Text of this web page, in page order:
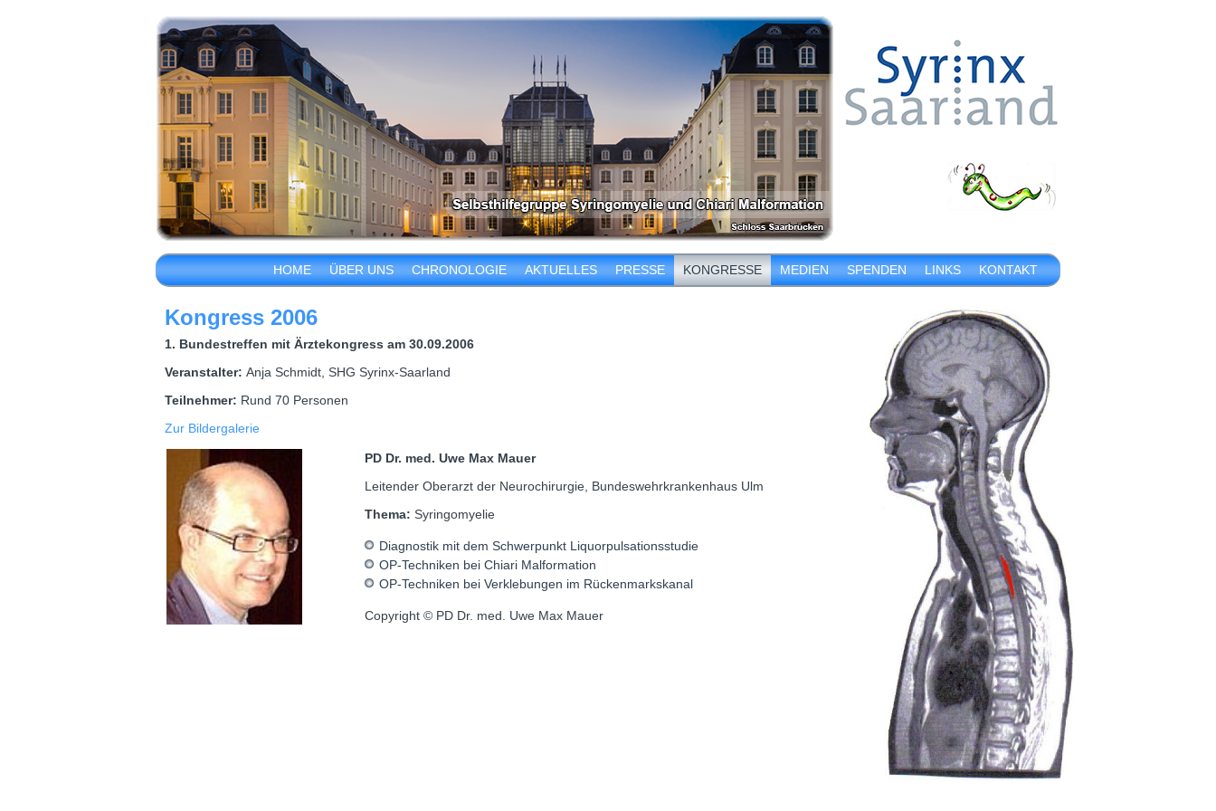
HOME ÜBER UNS CHRONOLOGIE AKTUELLES PRESSE KONGRESSE MEDIEN SPENDEN LINKS KONTAKT
Kongress 2006
1. Bundestreffen mit Ärztekongress am 30.09.2006
Veranstalter: Anja Schmidt, SHG Syrinx-Saarland
Teilnehmer: Rund 70 Personen
Zur Bildergalerie
PD Dr. med. Uwe Max Mauer
Leitender Oberarzt der Neurochirurgie, Bundeswehrkrankenhaus Ulm
Thema: Syringomyelie
Diagnostik mit dem Schwerpunkt Liquorpulsationsstudie
OP-Techniken bei Chiari Malformation
OP-Techniken bei Verklebungen im Rückenmarkskanal
Copyright © PD Dr. med. Uwe Max Mauer